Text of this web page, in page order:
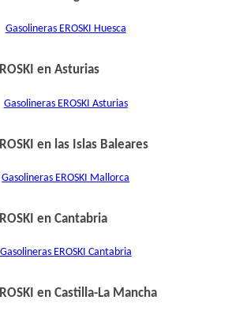
Gasolineras EROSKI Huesca
en Asturias
Gasolineras EROSKI Asturias
en las Islas Baleares
Gasolineras EROSKI Mallorca
en Cantabria
Gasolineras EROSKI Cantabria
en Castilla-La Mancha